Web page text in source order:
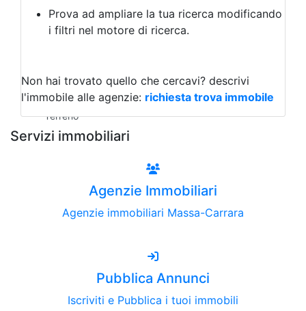
Agriturismo
Magazzini
Qualsiasi
Terreno edificabile
Terreno
Prova ad ampliare la tua ricerca modificando
i filtri nel motore di ricerca.
Non hai trovato quello che cercavi? descrivi
l'immobile alle agenzie: richiesta trova immobile
Servizi immobiliari
Agenzie Immobiliari
Agenzie immobiliari Massa-Carrara
Pubblica Annunci
Iscriviti e Pubblica i tuoi immobili